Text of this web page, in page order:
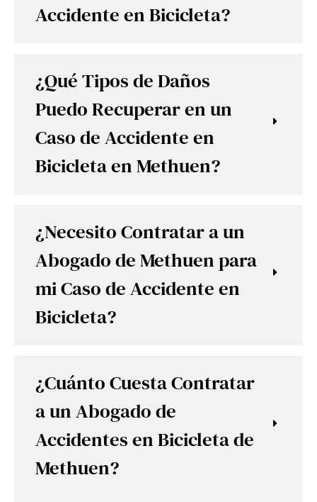
Accidente en Bicicleta?
¿Qué Tipos de Daños
Puedo Recuperar en un
Caso de Accidente en
Bicicleta en Methuen?
¿Necesito Contratar a un
Abogado de Methuen para
mi Caso de Accidente en
Bicicleta?
¿Cuánto Cuesta Contratar
a un Abogado de
Accidentes en Bicicleta de
Methuen?